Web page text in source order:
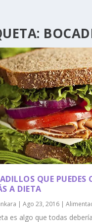
QUE PUEDES
A DIETA
|Ago 23, 2016 |
es algo que todas